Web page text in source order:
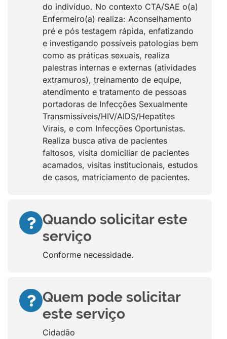
do indivíduo. No contexto CTA/SAE o(a)
Enfermeiro(a) realiza: Aconselhamento
pré e pós testagem rápida, enfatizando
e investigando possíveis patologias bem
como as práticas sexuais, realiza
palestras internas e externas (atividades
extramuros), treinamento de equipe,
atendimento e tratamento de pessoas
portadoras de Infecções Sexualmente
Transmissíveis/HIV/AIDS/Hepatites
Virais, e com Infecções Oportunistas.
Realiza busca ativa de pacientes
faltosos, visita domiciliar de pacientes
acamados, visitas institucionais, estudos
de casos, matriciamento de pacientes.
Quando solicitar este
serviço
Conforme necessidade.
Quem pode solicitar
este serviço
Cidadão